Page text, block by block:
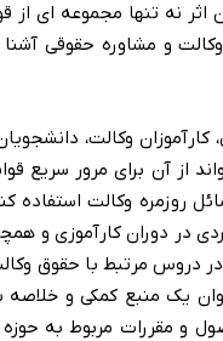
نه تنها مجموعه ای از
و مشاوره حقوقی
وکالت،
آن برای مرور سریع
روزمره وکالت استفاده
در دوران کارآموزی و
در دروس مرتبط با حقوق
یک منبع کمکی و خلاصه
و مقررات مربوط به